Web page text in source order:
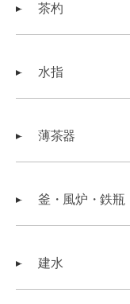
茶杓
水指
薄茶器
釜・風炉・鉄瓶
建水